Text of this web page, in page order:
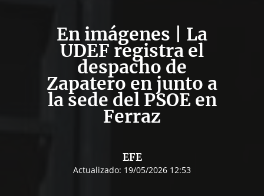
En imágenes | La
UDEF registra el
despacho de
Zapatero en junto a
la sede del PSOE en
Ferraz
EFE
Actualizado: 19/05/2026 12:53